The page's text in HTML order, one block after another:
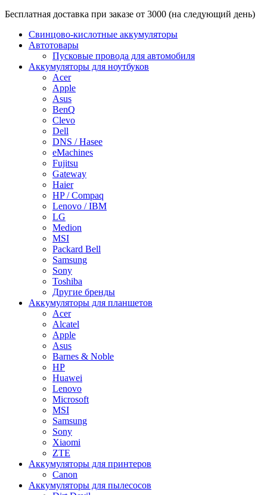
Бесплатная доставка при заказе от 3000 (на следующий день)
Cвинцово-кислотные аккумуляторы
Автотовары
Пусковые провода для автомобиля
Аккумуляторы для ноутбуков
Acer
Apple
Asus
BenQ
Clevo
Dell
DNS / Hasee
eMachines
Fujitsu
Gateway
Haier
HP / Compaq
Lenovo / IBM
LG
Medion
MSI
Packard Bell
Samsung
Sony
Toshiba
Другие бренды
Аккумуляторы для планшетов
Acer
Alcatel
Apple
Asus
Barnes & Noble
HP
Huawei
Lenovo
Microsoft
MSI
Samsung
Sony
Xiaomi
ZTE
Аккумуляторы для принтеров
Canon
Аккумуляторы для пылесосов